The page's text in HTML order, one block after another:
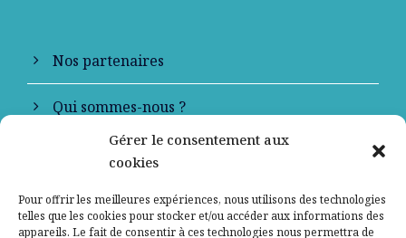
Gérer le consentement aux
cookies
Pour offrir les meilleures expériences, nous utilisons des technologies
telles que les cookies pour stocker et/ou accéder aux informations des
appareils. Le fait de consentir à ces technologies nous permettra de
Nos partenaires
Qui sommes-nous ?
Contactez-nous
Mentions légales